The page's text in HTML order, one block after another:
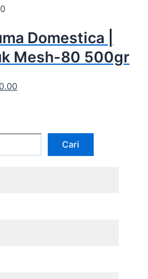
Cari
Domestica |
Mesh-80 500gr